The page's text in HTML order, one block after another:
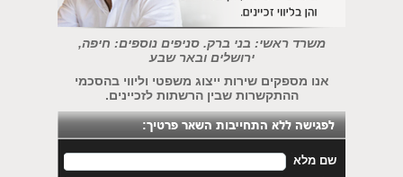
משרד ראשי: בני ברק. סניפים נוספים: חיפה,
ירושלים ובאר שבע
אנו מספקים שירות ייצוג משפטי וליווי בהסכמי
ההתקשרות שבין הרשתות לזכיינים.
שם מלא